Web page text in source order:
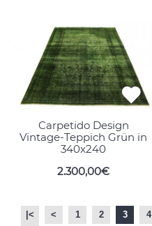
Carpetido Design
Vintage-Teppich Grün in
340x240
2.300,00€
|< < 1 2 3 4